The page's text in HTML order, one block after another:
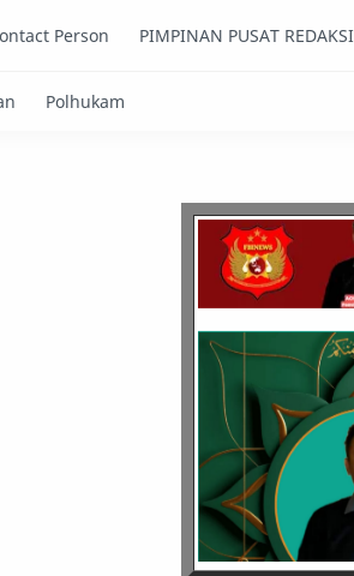
Person PIMPINAN PUSAT REDAKSI